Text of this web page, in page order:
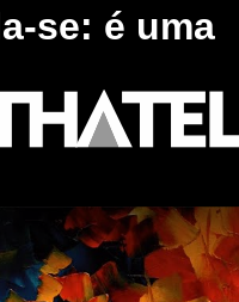
se: é uma